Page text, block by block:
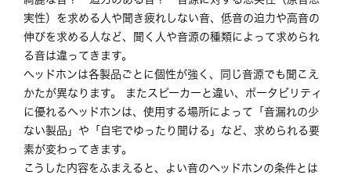
実性）を求める人や聞き疲れしない音、低音の迫力や高音の
伸びを求める人など、聞く人や音源の種類によって求められ
る音は違ってきます。
ヘッドホンは各製品ごとに個性が強く、同じ音源でも聞こえ
かたが異なります。 またスピーカーと違い、ポータビリティ
に優れるヘッドホンは、使用する場所によって「音漏れの少
ない製品」や「自宅でゆったり聞ける」など、求められる要
素が変わってきます。
こうした内容をふまえると、よい音のヘッドホンの条件とは